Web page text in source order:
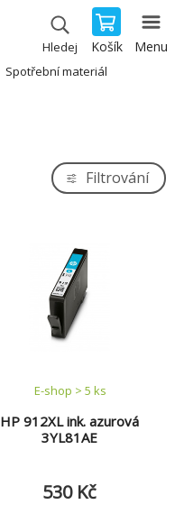
Hledej Košík Menu
Spotřební materiál
Filtrování
HP 912XL ink. azurová
3YL81AE
E-shop > 5 ks
530 Kč